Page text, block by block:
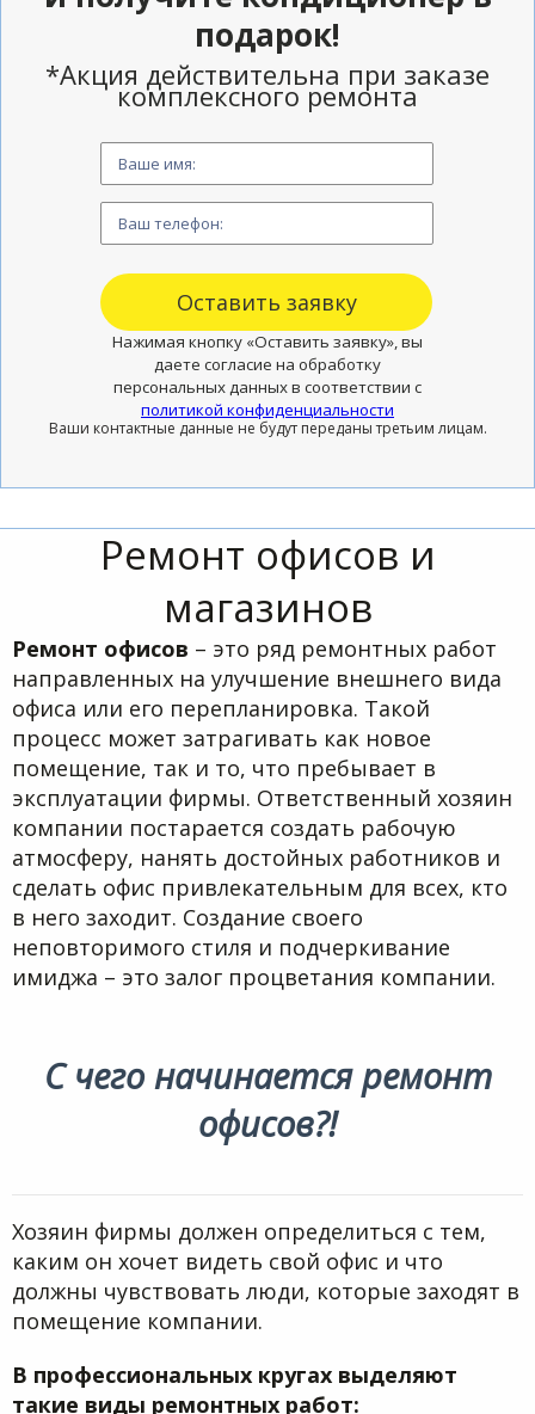
подарок!
*Акция действительна при заказе
комплексного ремонта
Нажимая кнопку «Оставить заявку», вы
даете согласие на обработку
персональных данных в соответствии с
политикой конфиденциальности
Ваши контактные данные не будут переданы третьим лицам.
Ремонт офисов и
магазинов
Ремонт офисов – это ряд ремонтных работ
направленных на улучшение внешнего вида
офиса или его перепланировка. Такой
процесс может затрагивать как новое
помещение, так и то, что пребывает в
эксплуатации фирмы. Ответственный хозяин
компании постарается создать рабочую
атмосферу, нанять достойных работников и
сделать офис привлекательным для всех, кто
в него заходит. Создание своего
неповторимого стиля и подчеркивание
имиджа – это залог процветания компании.
С чего начинается ремонт
офисов?!
Хозяин фирмы должен определиться с тем,
каким он хочет видеть свой офис и что
должны чувствовать люди, которые заходят в
помещение компании.
В профессиональных кругах выделяют
такие виды ремонтных работ: